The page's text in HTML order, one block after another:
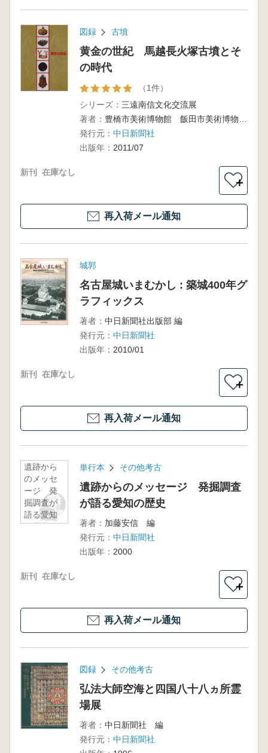
図録 古墳
黄金の世紀 馬越長火塚古墳とそ
の時代
（1件）
シリーズ： 三遠南信文化交流展
著者：
発行元： 中日新聞社
出版年： 2011/07
新刊 在庫なし
＋
再入荷メール通知
城郭
名古屋城いまむかし : 築城400年グ
ラフィックス
著者： 中日新聞社出版部 編
発行元： 中日新聞社
出版年： 2010/01
新刊 在庫なし
＋
再入荷メール通知
遺跡から
のメッセ
ージ 発
掘調査が
語る愛知
の歴史
単行本 その他考古
遺跡からのメッセージ 発掘調査
が語る愛知の歴史
著者： 加藤安信 編
発行元： 中日新聞社
出版年： 2000
新刊 在庫なし
＋
再入荷メール通知
図録 その他考古
弘法大師空海と四国八十八ヵ所霊
場展
著者： 中日新聞社 編
発行元： 中日新聞社